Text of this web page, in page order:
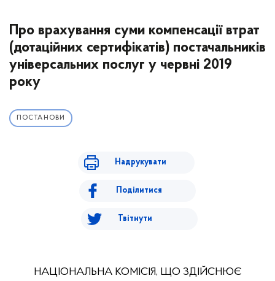
Про врахування суми компенсації втрат
(дотаційних сертифікатів) постачальників
універсальних послуг у червні 2019
року
ПОСТАНОВИ
Надрукувати
Поділитися
Твітнути
НАЦІОНАЛЬНА КОМІСІЯ, ЩО ЗДІЙСНЮЄ